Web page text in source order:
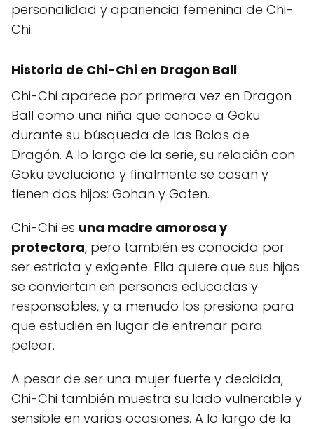
personalidad y apariencia femenina de Chi-
Chi.
Historia de Chi-Chi en Dragon Ball
Chi-Chi aparece por primera vez en Dragon
Ball como una niña que conoce a Goku
durante su búsqueda de las Bolas de
Dragón. A lo largo de la serie, su relación con
Goku evoluciona y finalmente se casan y
tienen dos hijos: Gohan y Goten.
Chi-Chi es una madre amorosa y
protectora, pero también es conocida por
ser estricta y exigente. Ella quiere que sus hijos
se conviertan en personas educadas y
responsables, y a menudo los presiona para
que estudien en lugar de entrenar para
pelear.
A pesar de ser una mujer fuerte y decidida,
Chi-Chi también muestra su lado vulnerable y
sensible en varias ocasiones. A lo largo de la